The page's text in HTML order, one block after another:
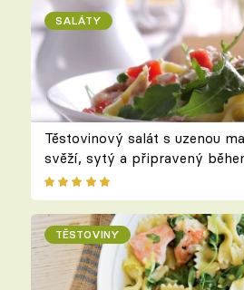
SALÁTY
Těstovinový salát s uzenou
svěží, sytý a připravený
TĚSTOVINY